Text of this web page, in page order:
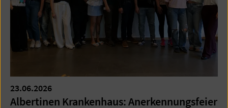
23.06.2026
Albertinen Krankenhaus: Anerkennungsfeier